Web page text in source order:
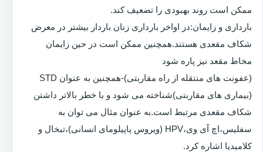
ممکن است روند بهبودی را تضعیف کند.
بارداری و زایمان:در اواخر بارداری زنان باردار بیشتر در معرض
شکاف مقعدی هستند.همچنین ممکن است در حین زایمان
مخاط مقعد نیز پاره شود
(عفونت های منتقله از راه مقاربتی)-همچنین به عنوان STD
(بیماری های مقاربتی)شناخته می شود و با خطر بالاتر داشتن
شکاف مقعدی مرتبط است.به عنوان مثال می توان به
سفلیس،اچ آی وی،HPV (ویروس پاپیلومای انسانی)،تبخال و
کلامیدیا اشاره کرد.